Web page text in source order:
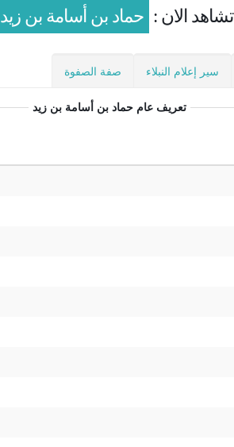
تشاهد الان : حماد بن أسامة بن زيد
سير إعلام النبلاء صفة الصفوة
تعريف عام حماد بن أسامة بن زيد